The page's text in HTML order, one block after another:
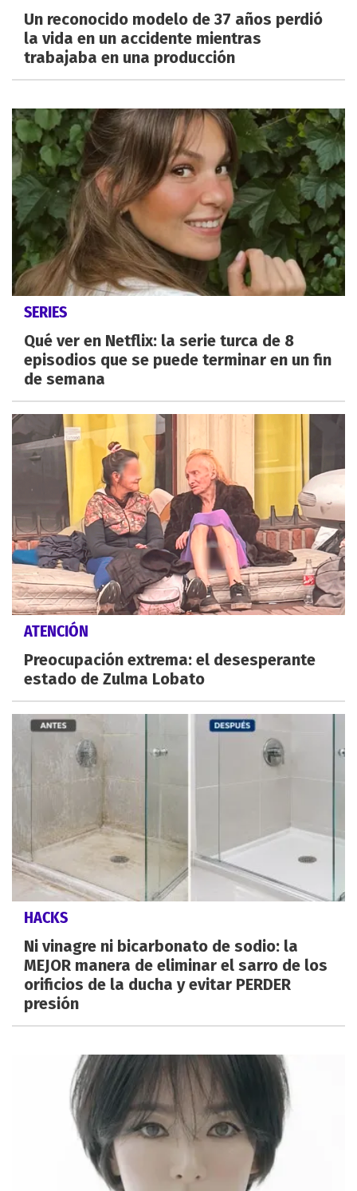
Un reconocido modelo de 37 años perdió
la vida en un accidente mientras
trabajaba en una producción
SERIES
Qué ver en Netflix: la serie turca de 8
episodios que se puede terminar en un fin
de semana
ATENCIÓN
Preocupación extrema: el desesperante
estado de Zulma Lobato
HACKS
Ni vinagre ni bicarbonato de sodio: la
MEJOR manera de eliminar el sarro de los
orificios de la ducha y evitar PERDER
presión